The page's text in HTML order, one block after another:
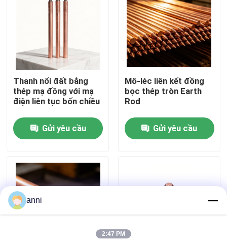
Về chúng tôi
Tham quan nhà máy
Kiểm soát chất lượng
Liên hệ chúng tôi
Tin tức
Tất cả các trường hợp
Thanh nối đất bằng
thép mạ đồng với mạ
điện liên tục bốn chiều
Gửi yêu cầu
Mô-léc liên kết đồng
bọc thép tròn Earth
Rod
Gửi yêu cầu
anni
2:47 PM